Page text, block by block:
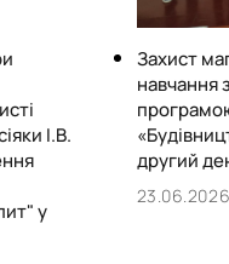
І.В.
у
Захист
навчання
другий
23.06.2026